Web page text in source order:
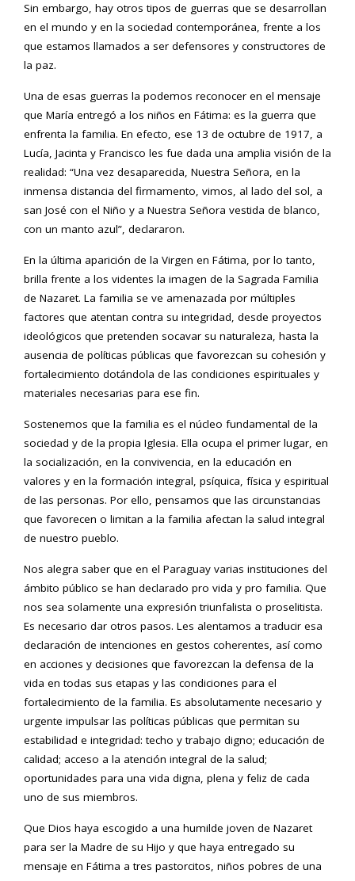
Sin embargo, hay otros tipos de guerras que se desarrollan
en el mundo y en la sociedad contemporánea, frente a los
que estamos llamados a ser defensores y constructores de
la paz.
Una de esas guerras la podemos reconocer en el mensaje
que María entregó a los niños en Fátima: es la guerra que
enfrenta la familia. En efecto, ese 13 de octubre de 1917, a
Lucía, Jacinta y Francisco les fue dada una amplia visión de la
realidad: “Una vez desaparecida, Nuestra Señora, en la
inmensa distancia del firmamento, vimos, al lado del sol, a
san José con el Niño y a Nuestra Señora vestida de blanco,
con un manto azul”, declararon.
En la última aparición de la Virgen en Fátima, por lo tanto,
brilla frente a los videntes la imagen de la Sagrada Familia
de Nazaret. La familia se ve amenazada por múltiples
factores que atentan contra su integridad, desde proyectos
ideológicos que pretenden socavar su naturaleza, hasta la
ausencia de políticas públicas que favorezcan su cohesión y
fortalecimiento dotándola de las condiciones espirituales y
materiales necesarias para ese fin.
Sostenemos que la familia es el núcleo fundamental de la
sociedad y de la propia Iglesia. Ella ocupa el primer lugar, en
la socialización, en la convivencia, en la educación en
valores y en la formación integral, psíquica, física y espiritual
de las personas. Por ello, pensamos que las circunstancias
que favorecen o limitan a la familia afectan la salud integral
de nuestro pueblo.
Nos alegra saber que en el Paraguay varias instituciones del
ámbito público se han declarado pro vida y pro familia. Que
nos sea solamente una expresión triunfalista o proselitista.
Es necesario dar otros pasos. Les alentamos a traducir esa
declaración de intenciones en gestos coherentes, así como
en acciones y decisiones que favorezcan la defensa de la
vida en todas sus etapas y las condiciones para el
fortalecimiento de la familia. Es absolutamente necesario y
urgente impulsar las políticas públicas que permitan su
estabilidad e integridad: techo y trabajo digno; educación de
calidad; acceso a la atención integral de la salud;
oportunidades para una vida digna, plena y feliz de cada
uno de sus miembros.
Que Dios haya escogido a una humilde joven de Nazaret
para ser la Madre de su Hijo y que haya entregado su
mensaje en Fátima a tres pastorcitos, niños pobres de una